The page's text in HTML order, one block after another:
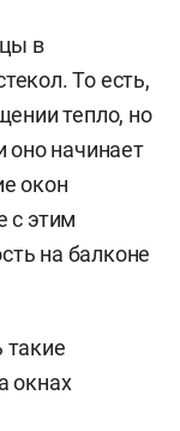
в
То есть,
тепло, но
оно начинает
окон
с этим
на балконе
такие
окнах